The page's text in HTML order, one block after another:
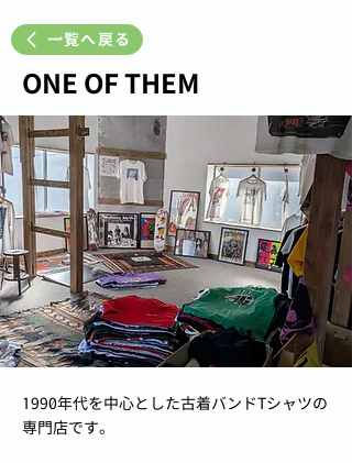
一覧へ戻る
ONE OF THEM
1990年代を中心とした古着バンドTシャツの
専門店です。